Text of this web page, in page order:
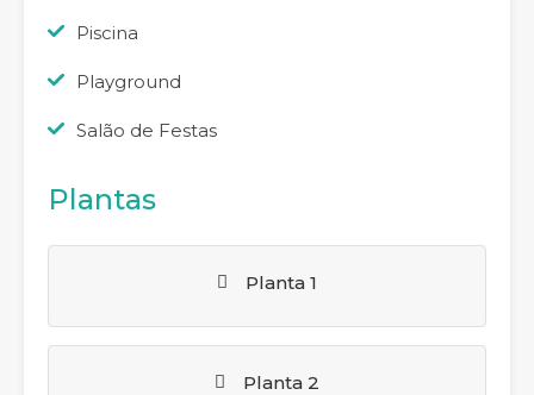
Piscina
Playground
Salão de Festas
Plantas
Planta 1
Planta 2